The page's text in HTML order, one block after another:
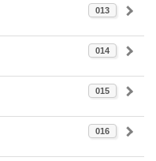
013
014
015
016